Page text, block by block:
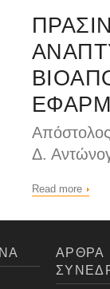
Δ.
Read more
ΑΡΘΡΑ